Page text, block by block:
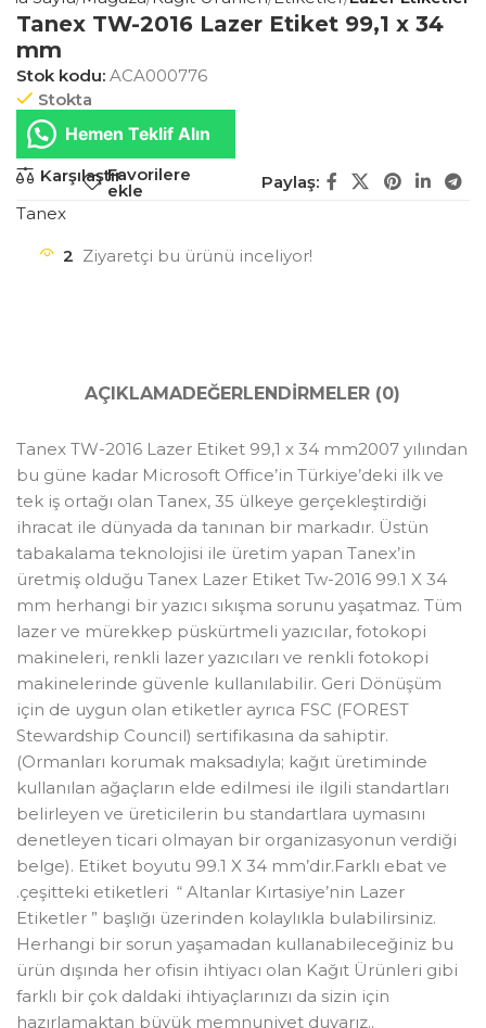
Tanex TW-2016 Lazer Etiket 99,1 x 34
mm
Stok kodu: ACA000776
Stokta
Hemen Teklif Alın
KarşılaştırFavorilere
ekle
Paylaş:
Tanex
2 Ziyaretçi bu ürünü inceliyor!
AÇIKLAMADEĞERLENDIRMELER (0)
Tanex TW-2016 Lazer Etiket 99,1 x 34 mm2007 yılından
bu güne kadar Microsoft Office’in Türkiye’deki ilk ve
tek iş ortağı olan Tanex, 35 ülkeye gerçekleştirdiği
ihracat ile dünyada da tanınan bir markadır. Üstün
tabakalama teknolojisi ile üretim yapan Tanex’in
üretmiş olduğu Tanex Lazer Etiket Tw-2016 99.1 X 34
mm herhangi bir yazıcı sıkışma sorunu yaşatmaz. Tüm
lazer ve mürekkep püskürtmeli yazıcılar, fotokopi
makineleri, renkli lazer yazıcıları ve renkli fotokopi
makinelerinde güvenle kullanılabilir. Geri Dönüşüm
için de uygun olan etiketler ayrıca FSC (FOREST
Stewardship Council) sertifikasına da sahiptir.
(Ormanları korumak maksadıyla; kağıt üretiminde
kullanılan ağaçların elde edilmesi ile ilgili standartları
belirleyen ve üreticilerin bu standartlara uymasını
denetleyen ticari olmayan bir organizasyonun verdiği
belge). Etiket boyutu 99.1 X 34 mm’dir.Farklı ebat ve
.çeşitteki etiketleri “ Altanlar Kırtasiye’nin Lazer
Etiketler ” başlığı üzerinden kolaylıkla bulabilirsiniz.
Herhangi bir sorun yaşamadan kullanabileceğiniz bu
ürün dışında her ofisin ihtiyacı olan Kağıt Ürünleri gibi
farklı bir çok daldaki ihtiyaçlarınızı da sizin için
hazırlamaktan büyük memnuniyet duyarız..